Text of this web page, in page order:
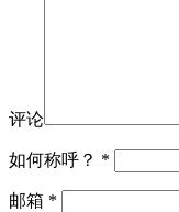
评论
如何称呼？ *
邮箱 *